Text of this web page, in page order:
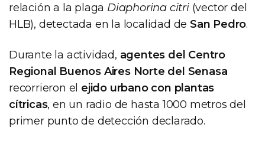
relación a la plaga Diaphorina citri(vector del
HLB), detectada en la localidad de San Pedro.
Durante la actividad, agentes del Centro
Regional Buenos Aires Norte del Senasa
recorrieron el ejido urbano con plantas
cítricas, en un radio de hasta 1000 metros del
primer punto de detección declarado.